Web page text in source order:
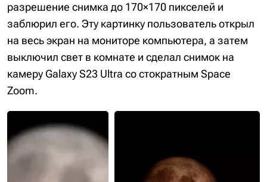
разрешение снимка до 170×170 пикселей и
заблюрил его. Эту картинку пользователь открыл
на весь экран на мониторе компьютера, а затем
выключил свет в комнате и сделал снимок на
камеру Galaxy S23 Ultra со стократным Space
Zoom.